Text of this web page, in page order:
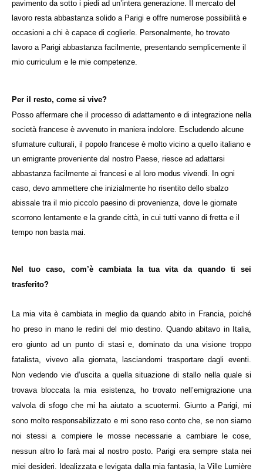
pavimento da sotto i piedi ad un’intera generazione. Il mercato del
lavoro resta abbastanza solido a Parigi e offre numerose possibilità e
occasioni a chi è capace di coglierle. Personalmente, ho trovato
lavoro a Parigi abbastanza facilmente, presentando semplicemente il
mio curriculum e le mie competenze.
Per il resto, come si vive?
Posso affermare che il processo di adattamento e di integrazione nella
società francese è avvenuto in maniera indolore. Escludendo alcune
sfumature culturali, il popolo francese è molto vicino a quello italiano e
un emigrante proveniente dal nostro Paese, riesce ad adattarsi
abbastanza facilmente ai francesi e al loro modus vivendi. In ogni
caso, devo ammettere che inizialmente ho risentito dello sbalzo
abissale tra il mio piccolo paesino di provenienza, dove le giornate
scorrono lentamente e la grande città, in cui tutti vanno di fretta e il
tempo non basta mai.
Nel tuo caso, com’è cambiata la tua vita da quando ti sei
trasferito?
La mia vita è cambiata in meglio da quando abito in Francia, poiché
ho preso in mano le redini del mio destino. Quando abitavo in Italia,
ero giunto ad un punto di stasi e, dominato da una visione troppo
fatalista, vivevo alla giornata, lasciandomi trasportare dagli eventi.
Non vedendo vie d’uscita a quella situazione di stallo nella quale si
trovava bloccata la mia esistenza, ho trovato nell’emigrazione una
valvola di sfogo che mi ha aiutato a scuotermi. Giunto a Parigi, mi
sono molto responsabilizzato e mi sono reso conto che, se non siamo
noi stessi a compiere le mosse necessarie a cambiare le cose,
nessun altro lo farà mai al nostro posto. Parigi era sempre stata nei
miei desideri. Idealizzata e levigata dalla mia fantasia, la Ville Lumière